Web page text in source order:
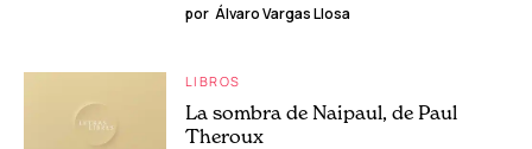
por Álvaro Vargas Llosa
LIBROS
La sombra de Naipaul, de Paul
Theroux